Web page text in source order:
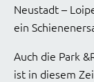
Neustadt –
ein
Auch die Park
ist in diesem